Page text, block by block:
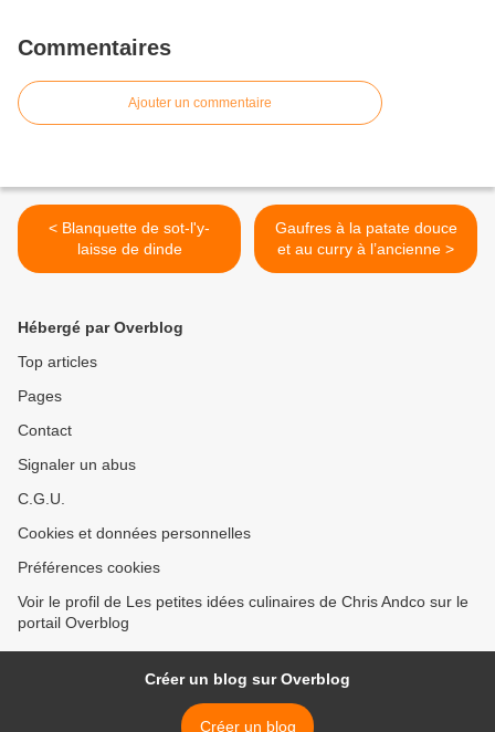
Commentaires
Ajouter un commentaire
< Blanquette de sot-l'y-
laisse de dinde
Gaufres à la patate douce
et au curry à l’ancienne >
Hébergé par Overblog
Top articles
Pages
Contact
Signaler un abus
C.G.U.
Cookies et données personnelles
Préférences cookies
Voir le profil de Les petites idées culinaires de Chris Andco sur le
portail Overblog
Créer un blog sur Overblog
Créer un blog